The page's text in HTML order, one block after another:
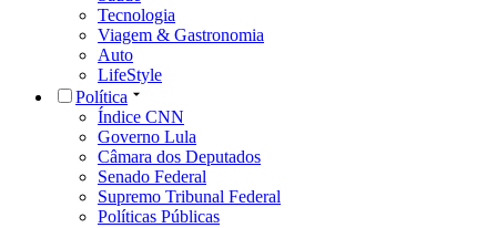
Tecnologia
Viagem & Gastronomia
Auto
LifeStyle
Política
Índice CNN
Governo Lula
Câmara dos Deputados
Senado Federal
Supremo Tribunal Federal
Políticas Públicas